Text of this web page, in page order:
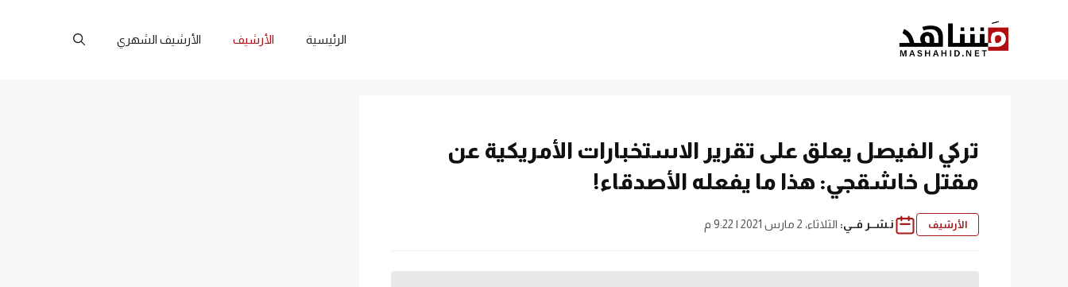
الرئيسية الأرشيف الأرشيف الشهري
تركي الفيصل يعلق على تقرير الاستخبارات الأمريكية عن
مقتل خاشقجي: هذا ما يفعله الأصدقاء!
الأرشيف نـشــر فــي: الثلاثاء، 2 مارس 2021 | 9:22 م